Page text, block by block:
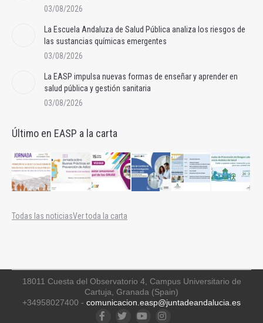
03/08/2026
La Escuela Andaluza de Salud Pública analiza los riesgos de
las sustancias químicas emergentes
03/08/2026
La EASP impulsa nuevas formas de enseñar y aprender en
salud pública y gestión sanitaria
03/08/2026
Último en EASP a la carta
Todas las noticiasVer toda la carta
18011 Cuesta del Observatorio 4, Campus Universitario de
Cartuja, Granada (Spain)
+34958027400 - comunicacion.easp@juntadeandalucia.es
FacebookTwitterYouTubeInstagram